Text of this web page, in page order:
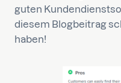
guten
diesem Blogbeitrag
haben!